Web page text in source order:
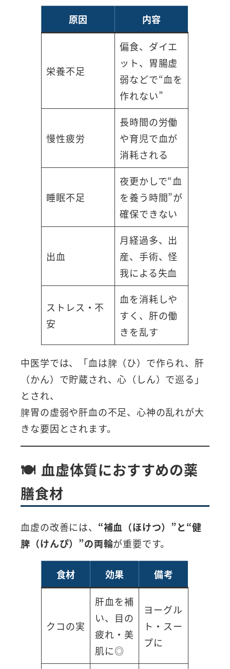
原因 内容
栄養不足
偏食、ダイエ
ット、胃腸虚
弱などで“血を
作れない”
慢性疲労
長時間の労働
や育児で血が
消耗される
睡眠不足
夜更かしで“血
を養う時間”が
確保できない
出血
月経過多、出
産、手術、怪
我による失血
ストレス・不
安
血を消耗しや
すく、肝の働
きを乱す
中医学では、「血は脾（ひ）で作られ、肝
（かん）で貯蔵され、心（しん）で巡る」
とされ、
脾胃の虚弱や肝血の不足、心神の乱れが大
きな要因とされます。
🍽 血虚体質におすすめの薬
膳食材
血虚の改善には、 “補血（ほけつ）”と“健
脾（けんぴ）”の両輪が重要です。
食材 効果 備考
クコの実
肝血を補
い、目の
疲れ・美
肌に◎
ヨーグル
ト・スー
プに